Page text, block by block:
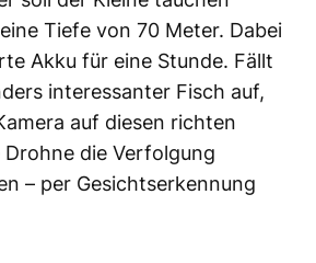
Tiefe von 70 Meter. Dabei
Akku für eine Stunde. Fällt
interessanter Fisch auf,
auf diesen richten
die Verfolgung
– per Gesichtserkennung